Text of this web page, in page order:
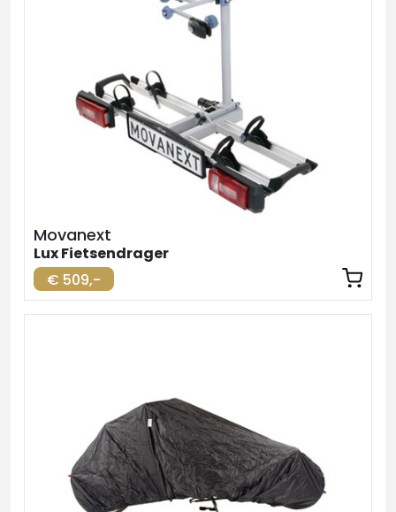
Movanext
Lux Fietsendrager
€ 509,-